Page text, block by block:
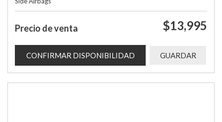
Precio de venta $13,995
CONFIRMAR DISPONIBILIDAD GUARDAR